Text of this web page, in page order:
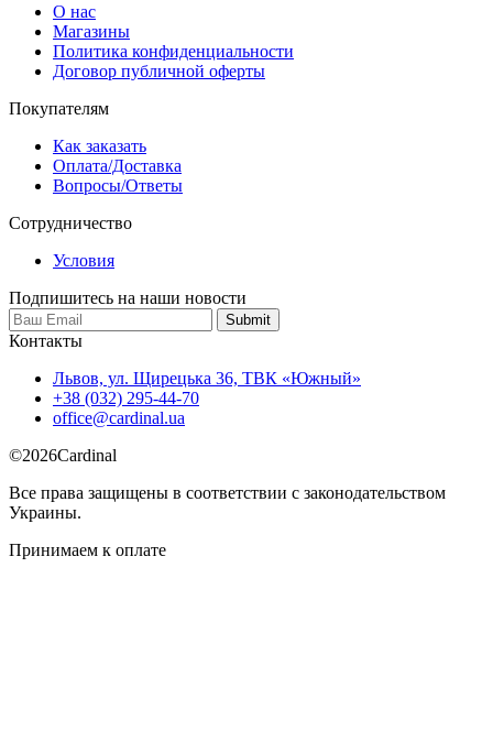
О нас
Магазины
Политика конфиденциальности
Договор публичной оферты
Покупателям
Как заказать
Оплата/Доставка
Вопросы/Ответы
Сотрудничество
Условия
Подпишитесь на наши новости
Контакты
Львов, ул. Щирецька 36, ТВК «Южный»
+38 (032) 295-44-70
office@cardinal.ua
©2026Cardinal
Все права защищены в соответствии с законодательством
Украины.
Принимаем к оплате